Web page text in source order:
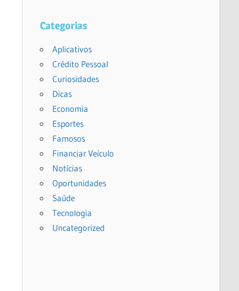
Categorias
Aplicativos
Crédito Pessoal
Curiosidades
Dicas
Economia
Esportes
Famosos
Financiar Veículo
Notícias
Oportunidades
Saúde
Tecnologia
Uncategorized